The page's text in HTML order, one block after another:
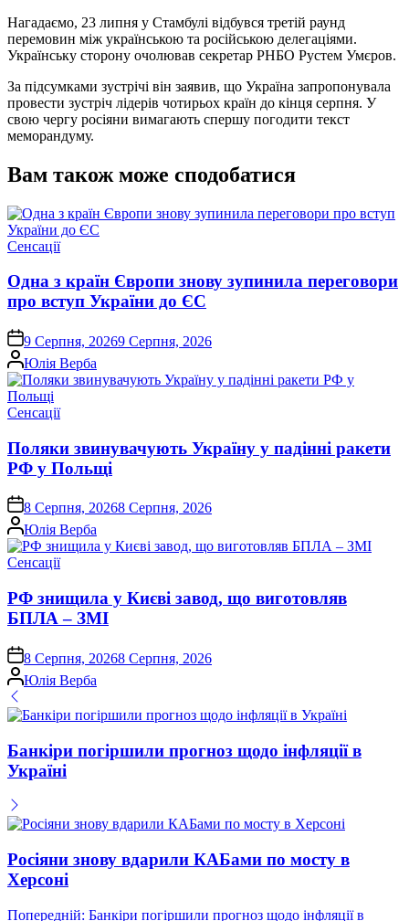
Нагадаємо, 23 липня у Стамбулі відбувся третій раунд
перемовин між українською та російською делегаціями.
Українську сторону очолював секретар РНБО Рустем Умєров.
За підсумками зустрічі він заявив, що Україна запропонувала
провести зустріч лідерів чотирьох країн до кінця серпня. У
свою чергу росіяни вимагають спершу погодити текст
меморандуму.
Вам також може сподобатися
Опублікувати
Сенсації
Одна з країн Європи знову зупинила переговори
про вступ України до ЄС
on9 Серпня, 20269 Серпня, 2026
Опубліковано
Юлія Верба
Опублікувати
Сенсації
Поляки звинувачують Україну у падінні ракети
РФ у Польщі
on8 Серпня, 20268 Серпня, 2026
Опубліковано
Юлія Верба
Опублікувати
Сенсації
РФ знищила у Києві завод, що виготовляв
БПЛА – ЗМІ
on8 Серпня, 20268 Серпня, 2026
Опубліковано
Юлія Верба
Банкіри погіршили прогноз щодо інфляції в
Україні
Росіяни знову вдарили КАБами по мосту в
Херсоні
Попередній: Банкіри погіршили прогноз щодо інфляції в